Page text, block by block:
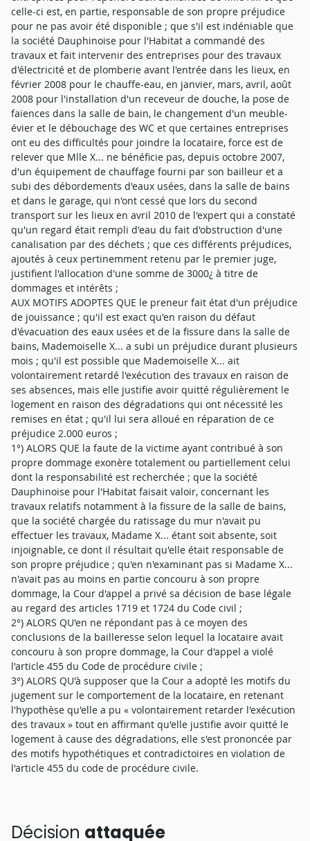
celle-ci est, en partie, responsable de son propre préjudice
pour ne pas avoir été disponible ; que s'il est indéniable que
la société Dauphinoise pour l'Habitat a commandé des
travaux et fait intervenir des entreprises pour des travaux
d'électricité et de plomberie avant l'entrée dans les lieux, en
février 2008 pour le chauffe-eau, en janvier, mars, avril, août
2008 pour l'installation d'un receveur de douche, la pose de
faïences dans la salle de bain, le changement d'un meuble-
évier et le débouchage des WC et que certaines entreprises
ont eu des difficultés pour joindre la locataire, force est de
relever que Mlle X... ne bénéficie pas, depuis octobre 2007,
d'un équipement de chauffage fourni par son bailleur et a
subi des débordements d'eaux usées, dans la salle de bains
et dans le garage, qui n'ont cessé que lors du second
transport sur les lieux en avril 2010 de l'expert qui a constaté
qu'un regard était rempli d'eau du fait d'obstruction d'une
canalisation par des déchets ; que ces différents préjudices,
ajoutés à ceux pertinemment retenu par le premier juge,
justifient l'allocation d'une somme de 3000¿ à titre de
dommages et intérêts ;
AUX MOTIFS ADOPTES QUE le preneur fait état d'un préjudice
de jouissance ; qu'il est exact qu'en raison du défaut
d'évacuation des eaux usées et de la fissure dans la salle de
bains, Mademoiselle X... a subi un préjudice durant plusieurs
mois ; qu'il est possible que Mademoiselle X... ait
volontairement retardé l'exécution des travaux en raison de
ses absences, mais elle justifie avoir quitté régulièrement le
logement en raison des dégradations qui ont nécessité les
remises en état ; qu'il lui sera alloué en réparation de ce
préjudice 2.000 euros ;
1°) ALORS QUE la faute de la victime ayant contribué à son
propre dommage exonère totalement ou partiellement celui
dont la responsabilité est recherchée ; que la société
Dauphinoise pour l'Habitat faisait valoir, concernant les
travaux relatifs notamment à la fissure de la salle de bains,
que la société chargée du ratissage du mur n'avait pu
effectuer les travaux, Madame X... étant soit absente, soit
injoignable, ce dont il résultait qu'elle était responsable de
son propre préjudice ; qu'en n'examinant pas si Madame X...
n'avait pas au moins en partie concouru à son propre
dommage, la Cour d'appel a privé sa décision de base légale
au regard des articles 1719 et 1724 du Code civil ;
2°) ALORS QU'en ne répondant pas à ce moyen des
conclusions de la bailleresse selon lequel la locataire avait
concouru à son propre dommage, la Cour d'appel a violé
l'article 455 du Code de procédure civile ;
3°) ALORS QU'à supposer que la Cour a adopté les motifs du
jugement sur le comportement de la locataire, en retenant
l'hypothèse qu'elle a pu « volontairement retarder l'exécution
des travaux » tout en affirmant qu'elle justifie avoir quitté le
logement à cause des dégradations, elle s'est prononcée par
des motifs hypothétiques et contradictoires en violation de
l'article 455 du code de procédure civile.
Décision attaquée